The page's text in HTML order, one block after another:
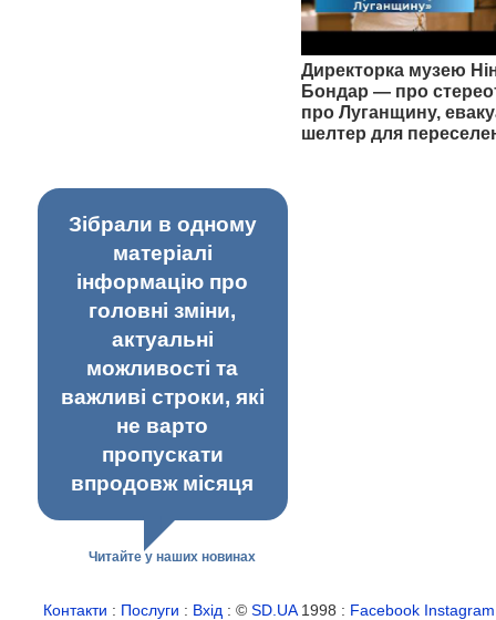
Директорка музею
Бондар — про
про Луганщину,
шелтер для
Зібрали в одному
матеріалі
інформацію про
головні зміни,
актуальні
можливості та
важливі строки, які
не варто
пропускати
впродовж місяця
Читайте у наших новинах
Контакти : Послуги : Вхід : ©SD.UA1998 : Facebook Instagram